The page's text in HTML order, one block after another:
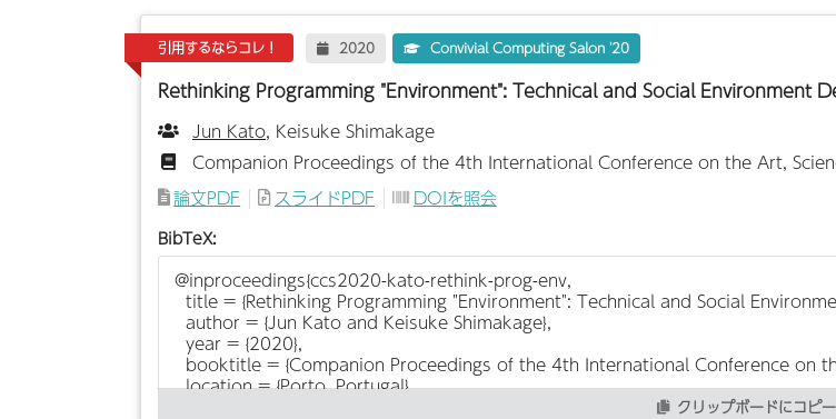
引用するならコレ！ 2020 Convivial Computing Salon '20
Rethinking Programming "Environment": Technical and Social Environment
Jun Kato, Keisuke Shimakage
Companion Proceedings of the 4th International Conference on the Art,
論文PDF
スライドPDF DOIを照会
BibTeX:
クリップボードにコピー